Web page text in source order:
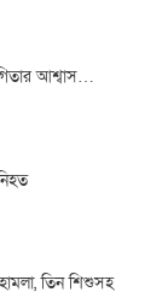
আশ্বাস…
তিন শিশুসহ